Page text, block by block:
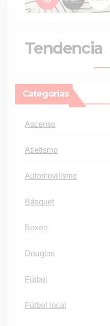
Tendencia
Categorias
Ascenso
Atletismo
Automovilismo
Básquet
Boxeo
Douglas
Fútbol
Fútbol local